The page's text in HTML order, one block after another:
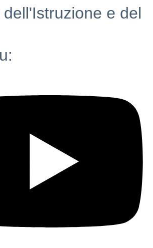
e del